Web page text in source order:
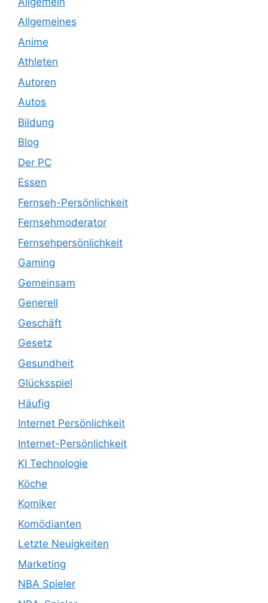
Allgemeines
Anime
Athleten
Autoren
Autos
Bildung
Blog
Der PC
Essen
Fernseh-Persönlichkeit
Fernsehmoderator
Fernsehpersönlichkeit
Gaming
Gemeinsam
Generell
Geschäft
Gesetz
Gesundheit
Glücksspiel
Häufig
Internet Persönlichkeit
Internet-Persönlichkeit
KI Technologie
Köche
Komiker
Komödianten
Letzte Neuigkeiten
Marketing
NBA Spieler